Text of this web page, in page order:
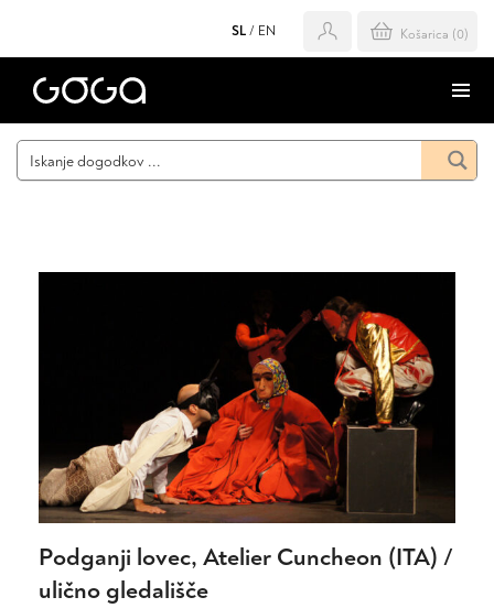
SL / EN Košarica (0)
Podganji lovec, Atelier Cuncheon (ITA) /
ulično gledališče